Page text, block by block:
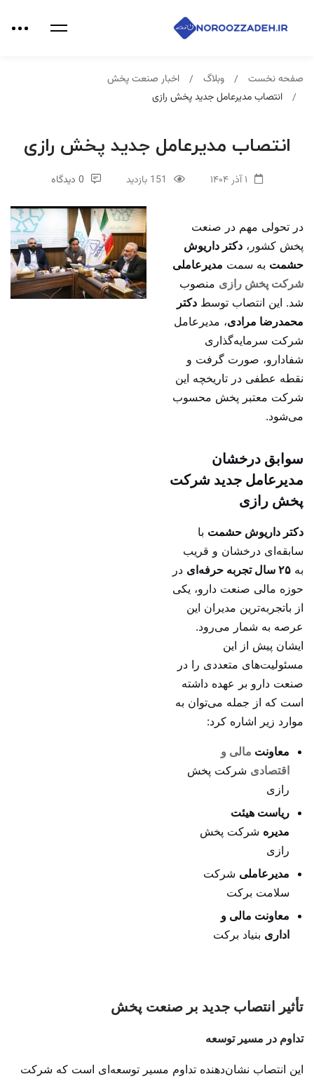
صفحه نخست وبلاگ
اخبار صنعت پخش
انتصاب مدیرعامل جدید پخش رازی
انتصاب مدیرعامل جدید پخش رازی
151 بازدید 0 دیدگاه
در تحولی مهم در صنعت
پخش کشور، دکتر داریوش
حشمت به سمت مدیرعاملی
شرکت پخش رازی منصوب
شد. این انتصاب توسط دکتر
محمدرضا مرادی، مدیرعامل
شرکت سرمایه‌گذاری
شفادارو، صورت گرفت و
نقطه عطفی در تاریخچه این
شرکت معتبر پخش محسوب
می‌شود.
سوابق درخشان
مدیرعامل جدید شرکت
پخش رازی
دکتر داریوش حشمت با
سابقه‌ای درخشان و قریب
به ۲۵ سال تجربه حرفه‌ای
در
حوزه مالی صنعت دارو، یکی
از باتجربه‌ترین مدیران این
عرصه به شمار می‌رود.
ایشان پیش از این
مسئولیت‌های متعددی را در
صنعت دارو بر عهده داشته
است که از جمله می‌توان به
موارد زیر اشاره کرد:
معاونت مالی و
اقتصادی شرکت پخش
رازی
ریاست هیئت
مدیره شرکت پخش
رازی
مدیرعاملی شرکت
سلامت برکت
معاونت مالی و
اداری بنیاد برکت
تأثیر انتصاب جدید بر صنعت پخش
تداوم در مسیر توسعه
این انتصاب نشان‌دهنده تداوم مسیر توسعه‌ای است که شرکت